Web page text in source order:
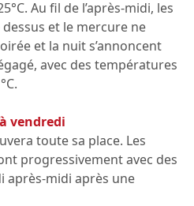
Au fil de l’après-midi, les
et le mercure ne
et la nuit s’annoncent
avec des températures
vendredi
toute sa place. Les
progressivement avec des
après-midi après une